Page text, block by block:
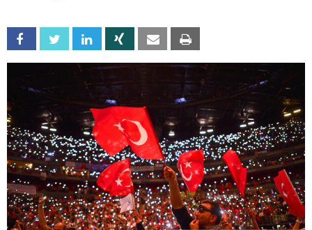
Facebook Twitter Linkedin Xing Email